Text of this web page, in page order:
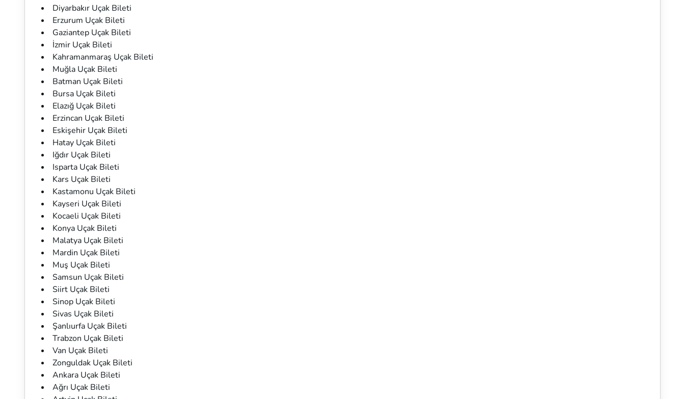
Diyarbakır Uçak Bileti
Erzurum Uçak Bileti
Gaziantep Uçak Bileti
İzmir Uçak Bileti
Kahramanmaraş Uçak Bileti
Muğla Uçak Bileti
Batman Uçak Bileti
Bursa Uçak Bileti
Elazığ Uçak Bileti
Erzincan Uçak Bileti
Eskişehir Uçak Bileti
Hatay Uçak Bileti
Iğdır Uçak Bileti
Isparta Uçak Bileti
Kars Uçak Bileti
Kastamonu Uçak Bileti
Kayseri Uçak Bileti
Kocaeli Uçak Bileti
Konya Uçak Bileti
Malatya Uçak Bileti
Mardin Uçak Bileti
Muş Uçak Bileti
Samsun Uçak Bileti
Siirt Uçak Bileti
Sinop Uçak Bileti
Sivas Uçak Bileti
Şanlıurfa Uçak Bileti
Trabzon Uçak Bileti
Van Uçak Bileti
Zonguldak Uçak Bileti
Ankara Uçak Bileti
Ağrı Uçak Bileti